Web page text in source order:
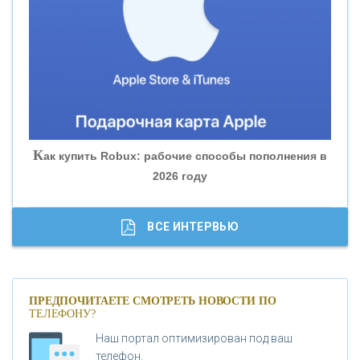
«БАНК ГЛОБЭКС»
«СОВКОМБАНК»
«ГАЗПРОМБАНК»
«МОСКОВСКИЙ КРЕДИТНЫЙ БАНК»
Как купить Robux: рабочие способы пополнения в
2026 году
ВСЕ ИНТЕРВЬЮ
ПРЕДПОЧИТАЕТЕ СМОТРЕТЬ НОВОСТИ ПО
ТЕЛЕФОНУ?
Наш портал оптимизирован под ваш
телефон.